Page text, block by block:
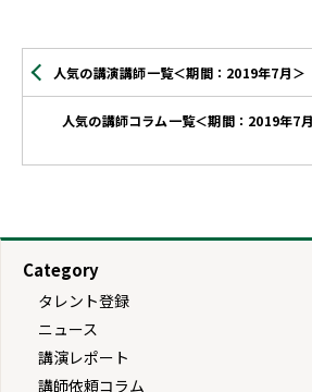
人気の講演講師一覧＜期間：2019年7月＞
人気の講師コラム一覧＜期間：2019年7
Category
タレント登録
ニュース
講演レポート
講師依頼コラム